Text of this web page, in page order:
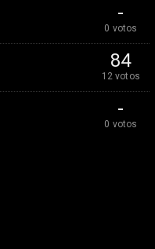
-
0 votos
84
12 votos
-
0 votos